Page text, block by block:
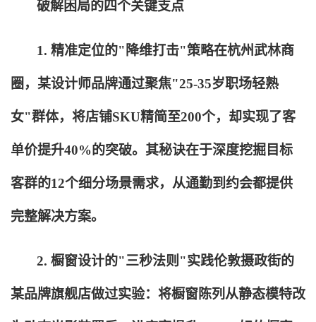
破解困局的四个关键支点
1. 精准定位的"降维打击"策略在杭州武林商
圈，某设计师品牌通过聚焦"25-35岁职场轻熟
女"群体，将店铺SKU精简至200个，却实现了客
单价提升40%的突破。其秘诀在于深度挖掘目标
客群的12个细分场景需求，从通勤到约会都提供
完整解决方案。
2. 橱窗设计的"三秒法则"实践伦敦摄政街的
某品牌旗舰店做过实验：将橱窗陈列从静态模特改